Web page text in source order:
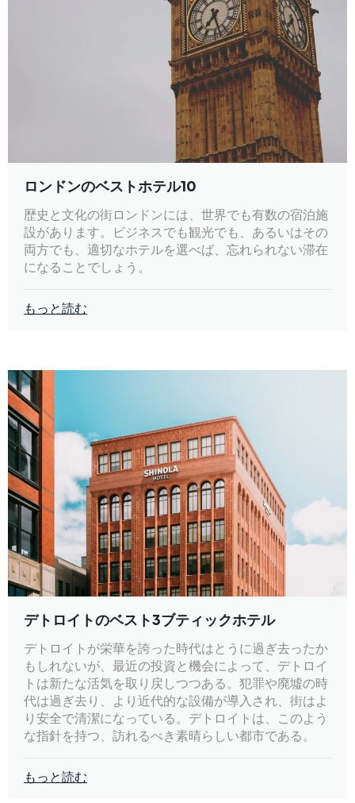
ロンドンのベストホテル10
歴史と文化の街ロンドンには、世界でも有数の宿泊施
設があります。ビジネスでも観光でも、あるいはその
両方でも、適切なホテルを選べば、忘れられない滞在
になることでしょう。
もっと読む
デトロイトのベスト3ブティックホテル
デトロイトが栄華を誇った時代はとうに過ぎ去ったか
もしれないが、最近の投資と機会によって、デトロイ
トは新たな活気を取り戻しつつある。犯罪や廃墟の時
代は過ぎ去り、より近代的な設備が導入され、街はよ
り安全で清潔になっている。デトロイトは、このよう
な指針を持つ、訪れるべき素晴らしい都市である。
もっと読む